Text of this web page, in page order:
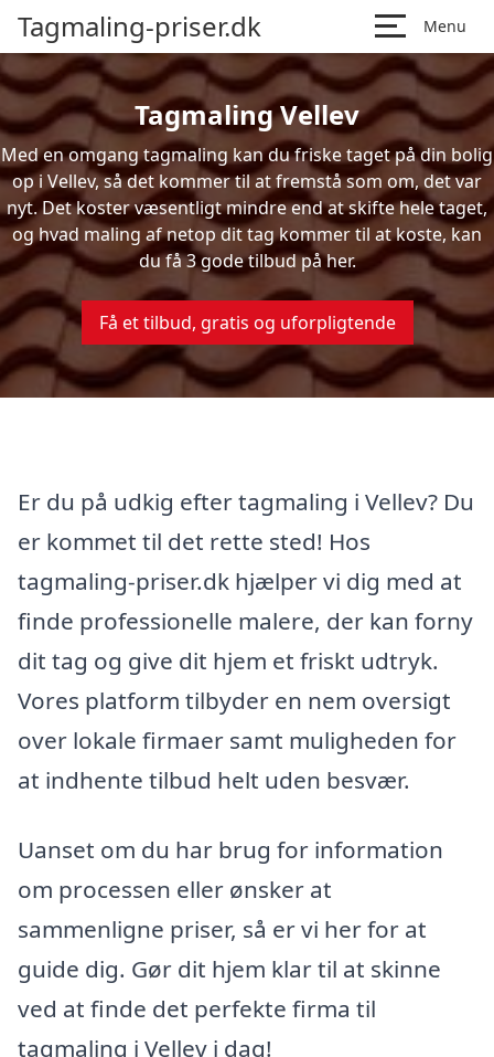
Tagmaling-priser.dk Menu
Tagmaling Vellev
Med en omgang tagmaling kan du friske taget på din bolig
op i Vellev, så det kommer til at fremstå som om, det var
nyt. Det koster væsentligt mindre end at skifte hele taget,
og hvad maling af netop dit tag kommer til at koste, kan
du få 3 gode tilbud på her.
Få et tilbud, gratis og uforpligtende
Er du på udkig efter tagmaling i Vellev? Du
er kommet til det rette sted! Hos
tagmaling-priser.dk hjælper vi dig med at
finde professionelle malere, der kan forny
dit tag og give dit hjem et friskt udtryk.
Vores platform tilbyder en nem oversigt
over lokale firmaer samt muligheden for
at indhente tilbud helt uden besvær.
Uanset om du har brug for information
om processen eller ønsker at
sammenligne priser, så er vi her for at
guide dig. Gør dit hjem klar til at skinne
ved at finde det perfekte firma til
tagmaling i Vellev i dag!